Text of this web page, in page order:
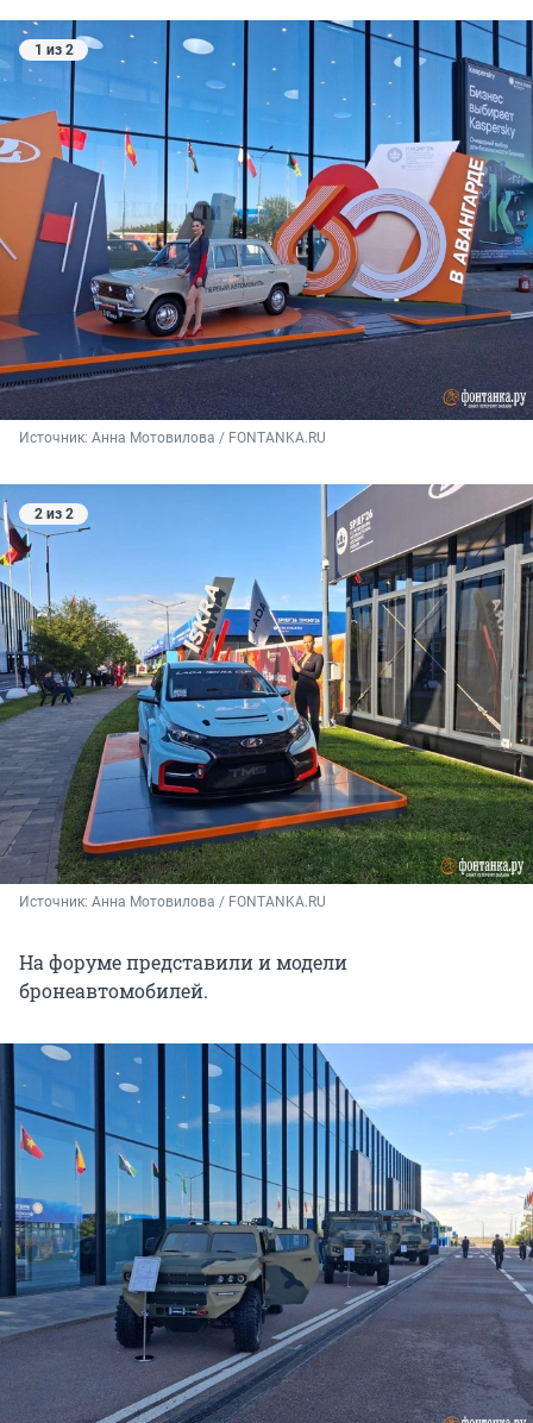
1 из 2
Источник: Анна Мотовилова / FONTANKA.RU
2 из 2
Источник: Анна Мотовилова / FONTANKA.RU
На форуме представили и модели
бронеавтомобилей.